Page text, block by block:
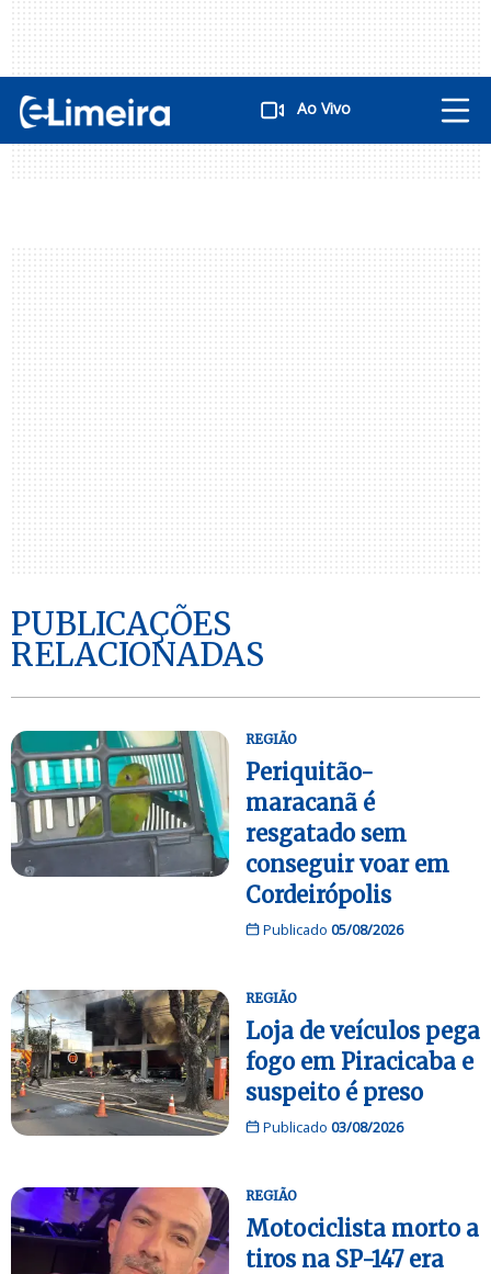
Ao Vivo
PUBLICAÇÕES
RELACIONADAS
REGIÃO
Periquitão-
maracanã é
resgatado sem
conseguir voar em
Cordeirópolis
Publicado 05/08/2026
REGIÃO
Loja de veículos pega
fogo em Piracicaba e
suspeito é preso
Publicado 03/08/2026
REGIÃO
Motociclista morto a
tiros na SP-147 era